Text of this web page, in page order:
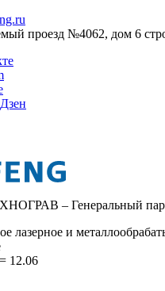
проезд №4062, дом 6
– Генеральный
лазерное и
12.06